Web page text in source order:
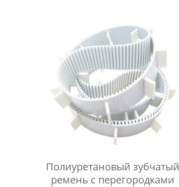
Полиуретановый зубчатый
ремень с перегородками